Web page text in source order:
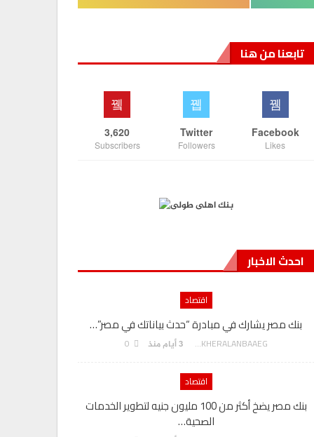
تابعنا من هنا
Facebook
Likes
Twitter
Followers
3,620
Subscribers
احدث الاخبار
اقتصاد
بنك مصر يشارك في مبادرة “حدث بياناتك في مصر”…
AKHERALANBAAEG 3 أيام منذ
اقتصاد
بنك مصر يضخ أكثر من 100 مليون جنيه لتطوير الخدمات
الصحية…